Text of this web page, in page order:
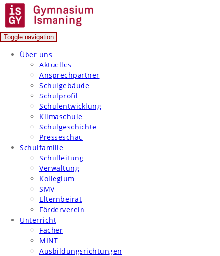
Skip
content
Gymnasium Ismaning
Toggle navigation
Über uns
Aktuelles
Ansprechpartner
Schulgebäude
Schulprofil
Schulentwicklung
Klimaschule
Schulgeschichte
Presseschau
Schulfamilie
Schulleitung
Verwaltung
Kollegium
SMV
Elternbeirat
Förderverein
Unterricht
Fächer
MINT
Ausbildungsrichtungen